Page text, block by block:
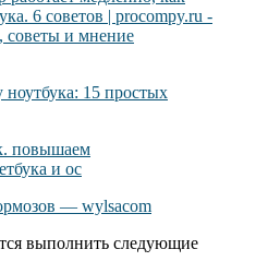
выполнить следующие